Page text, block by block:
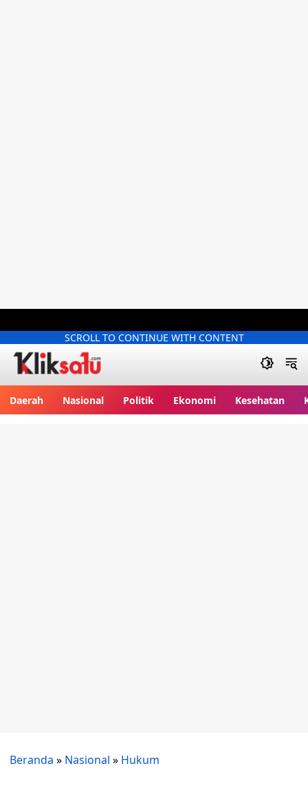
SCROLL TO CONTINUE WITH CONTENT
Daerah Nasional Politik Ekonomi Kesehatan
Beranda » Nasional » Hukum